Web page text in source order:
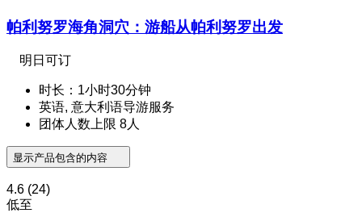
帕利努罗海角洞穴：游船从帕利努罗出发
明日可订
时长：1小时30分钟
英语, 意大利语导游服务
团体人数上限 8人
显示产品包含的内容
4.6 (24)
低至